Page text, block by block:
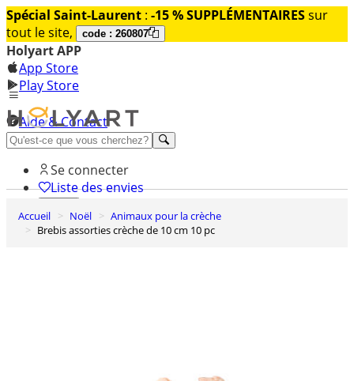
Spécial Saint-Laurent : -15 % SUPPLÉMENTAIRESsur
tout le site,
code : 260807
Holyart APP
App Store
Play Store
Aide & Contact
Découvrez Premium
Se connecter
Liste des envies
0
Panier
Accueil Noël
Animaux pour la crèche
Brebis assorties crèche de 10 cm 10 pc